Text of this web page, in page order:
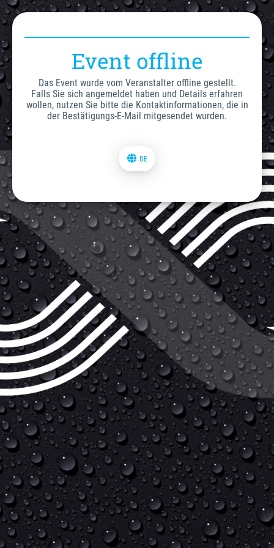
Event offline
Das Event wurde vom Veranstalter offline gestellt.
Falls Sie sich angemeldet haben und Details erfahren
wollen, nutzen Sie bitte die Kontaktinformationen, die in
der Bestätigungs-E-Mail mitgesendet wurden.
DE